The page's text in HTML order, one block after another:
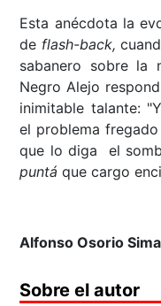
Esta anécdota la
de flash-back,
sabanero sobre la
Negro Alejo
inimitable talante:
el problema
que lo diga el
puntá que cargo
Alfonso Osorio
Sobre el autor